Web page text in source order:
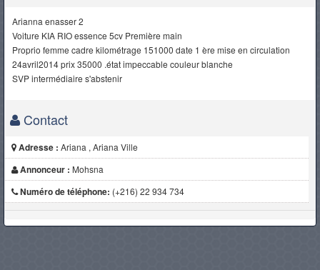
Arianna enasser 2
Voiture KIA RIO essence 5cv Première main
Proprio femme cadre kilométrage 151000 date 1 ère mise en circulation
24avril2014 prix 35000 .état impeccable couleur blanche
SVP intermédiaire s'abstenir
Contact
Adresse : Ariana , Ariana Ville
Annonceur : Mohsna
Numéro de téléphone: (+216) 22 934 734